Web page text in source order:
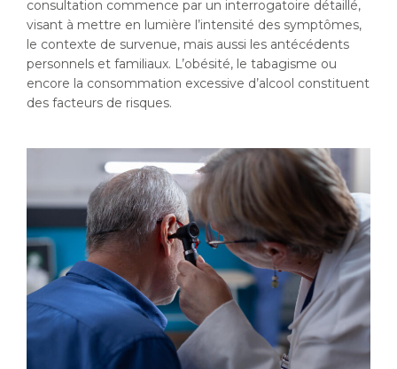
consultation commence par un interrogatoire détaillé,
visant à mettre en lumière l’intensité des symptômes,
le contexte de survenue, mais aussi les antécédents
personnels et familiaux. L’obésité, le tabagisme ou
encore la consommation excessive d’alcool constituent
des facteurs de risques.